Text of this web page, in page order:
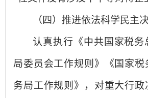
（四）推进依法科学民主
认真执行《中共国家税务
局委员会工作规则》《国家
务局工作规则》，对重大行政